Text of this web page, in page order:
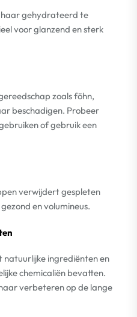
haar gehydrateerd te
voor glanzend en sterk
zoals föhn,
beschadigen. Probeer
of gebruik een
verwijdert gespleten
en volumineus.
ingrediënten en
chemicaliën bevatten.
verbeteren op de lange